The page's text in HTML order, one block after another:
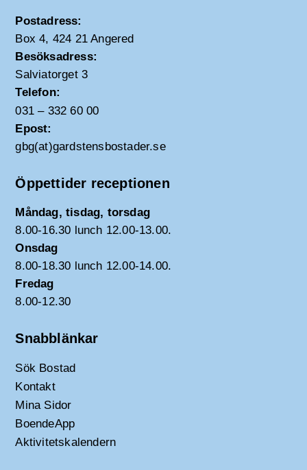
Postadress:
Box 4, 424 21 Angered
Besöksadress:
Salviatorget 3
Telefon:
031 – 332 60 00
Epost:
gbg(at)gardstensbostader.se
Öppettider receptionen
Måndag, tisdag, torsdag
8.00-16.30 lunch 12.00-13.00.
Onsdag
8.00-18.30 lunch 12.00-14.00.
Fredag
8.00-12.30
Snabblänkar
Sök Bostad
Kontakt
Mina Sidor
BoendeApp
Aktivitetskalendern